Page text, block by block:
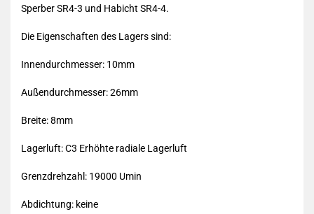
Sperber SR4-3 und Habicht SR4-4.
Die Eigenschaften des Lagers sind:
Innendurchmesser: 10mm
Außendurchmesser: 26mm
Breite: 8mm
Lagerluft: C3 Erhöhte radiale Lagerluft
Grenzdrehzahl: 19000 Umin
Abdichtung: keine